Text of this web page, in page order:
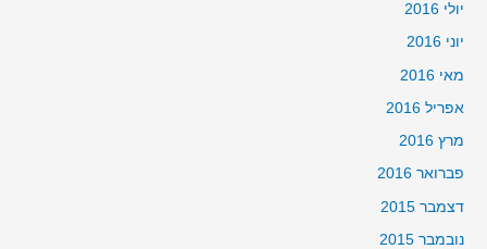
יולי 2016
יוני 2016
מאי 2016
אפריל 2016
מרץ 2016
פברואר 2016
דצמבר 2015
נובמבר 2015